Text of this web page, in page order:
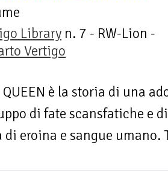
Library n. 7 - RW-Lion -
Vertigo
QUEEN è la storia di una
di fate scansfatiche e
eroina e sangue umano.